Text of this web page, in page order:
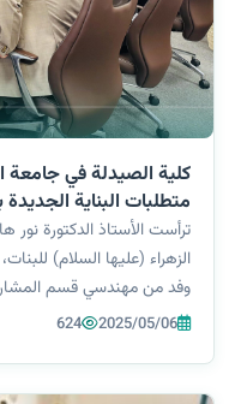
كلية الصيدلة في
متطلبات البناية
ترأست الأستاذ الدكتورة نور
الزهراء (عليها السلام)
وفد من مهندسي قسم
مستلزمات إنشاء البناية
2025/05/06
624